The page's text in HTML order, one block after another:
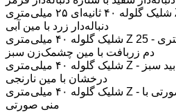
شلیک گلوله ۴۰ ثانیه‌ای ۲۵ میلی‌متری Z -
دنباله‌دار زرد با مین آبی
شلیک گلوله ۴۰ میلی‌متری Z 25 میلی‌متری -
دم زربافت با مین چشمک‌زن سبز
شلیک گلوله ۴۰ میلی‌متری Z - دم بید سبز
درخشان با مین نارنجی
شلیک گلوله ۴۰ میلی‌متری Z - دم صورتی با
منی صورتی